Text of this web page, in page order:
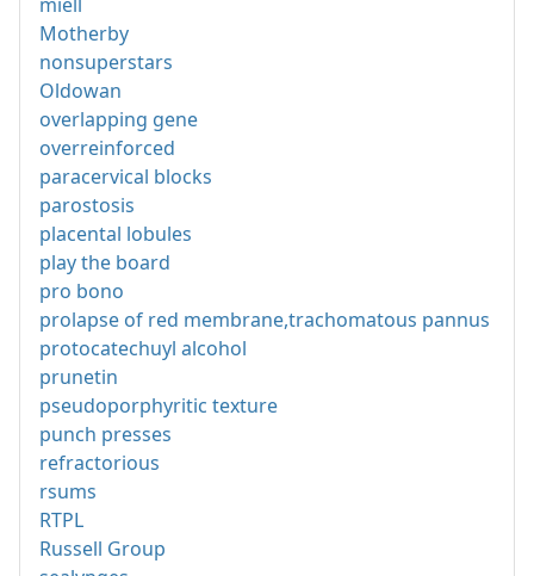
Motherby
nonsuperstars
Oldowan
overlapping gene
overreinforced
paracervical blocks
parostosis
placental lobules
play the board
pro bono
prolapse of red membrane,trachomatous pannus
protocatechuyl alcohol
prunetin
pseudoporphyritic texture
punch presses
refractorious
rsums
RTPL
Russell Group